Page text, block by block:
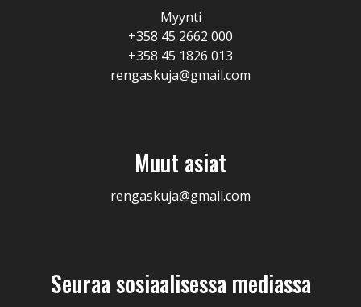
Myynti
+358 45 2662 000
+358 45 1826 013
rengaskuja@gmail.com
Muut asiat
rengaskuja@gmail.com
Seuraa sosiaalisessa mediassa